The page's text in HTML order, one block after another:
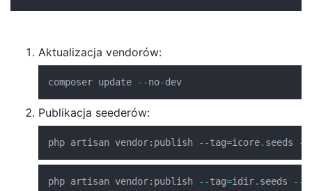
Aktualizacja vendorów:
composer update --no-dev
Publikacja seederów:
php artisan vendor: publish --tag=icore. seeds --
php artisan vendor: publish --tag=idir. seeds --